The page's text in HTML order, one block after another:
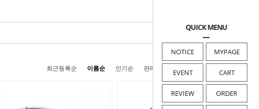
QUICK MENU
NOTICE MYPAGE
EVENT CART
REVIEW ORDER
최근등록순 이름순 인기순 판매순